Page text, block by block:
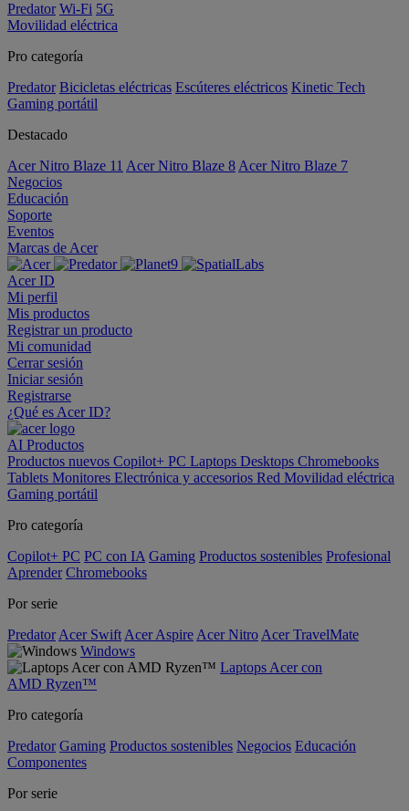
Predator Wi-Fi 5G
Movilidad eléctrica
Pro categoría
Predator Bicicletas eléctricas Escúteres eléctricos Kinetic Tech
Gaming portátil
Destacado
Acer Nitro Blaze 11 Acer Nitro Blaze 8 Acer Nitro Blaze 7
Negocios
Educación
Soporte
Eventos
Marcas de Acer
Acer ID
Mi perfil
Mis productos
Registrar un producto
Mi comunidad
Cerrar sesión
Iniciar sesión
Registrarse
¿Qué es Acer ID?
AI Productos
Productos nuevos Copilot+ PC Laptops Desktops Chromebooks
Tablets Monitores Electrónica y accesorios Red Movilidad eléctrica
Gaming portátil
Pro categoría
Copilot+ PC PC con IA Gaming Productos sostenibles Profesional
Aprender Chromebooks
Por serie
Predator Acer Swift Acer Aspire Acer Nitro Acer TravelMate
Windows
Laptops Acer con
AMD Ryzen™
Pro categoría
Predator Gaming Productos sostenibles Negocios Educación
Componentes
Por serie